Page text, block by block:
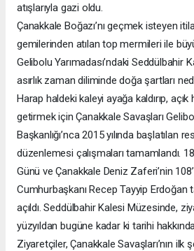
atışlarıyla gazi oldu.
Çanakkale Boğazı’nı geçmek isteyen
gemilerinden atılan top mermileri ile
Gelibolu Yarımadası’ndaki Seddülbahir
asırlık zaman diliminde doğa şartları
Harap haldeki kaleyi ayağa kaldırıp,
getirmek için Çanakkale Savaşları
Başkanlığı’nca 2015 yılında başlatılan
düzenlemesi çalışmaları tamamlandı.
Günü ve Çanakkale Deniz Zaferi’nin
Cumhurbaşkanı Recep Tayyip Erdoğan
açıldı. Seddülbahir Kalesi Müzesinde,
yüzyıldan bugüne kadar ki tarihi
Ziyaretçiler, Çanakkale Savaşları’nın ilk